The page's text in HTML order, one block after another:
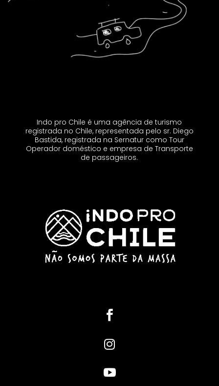
Indo pro Chile é uma agência de turismo
registrada no Chile, representada pelo sr. Diego
Bastida, registrada na Sernatur como Tour
Operador doméstico e empresa de Transporte
de passageiros.


